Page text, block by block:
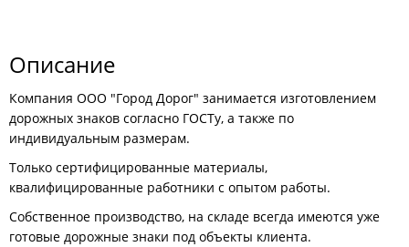
Описание
Компания ООО "Город Дорог" занимается изготовлением
дорожных знаков согласно ГОСТу, а также по
индивидуальным размерам.
Только сертифицированные материалы,
квалифицированные работники с опытом работы.
Собственное производство, на складе всегда имеются уже
готовые дорожные знаки под объекты клиента.